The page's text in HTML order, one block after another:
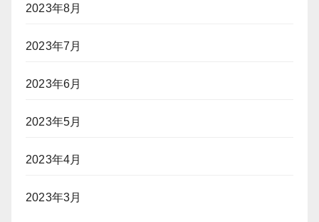
2023年8月
2023年7月
2023年6月
2023年5月
2023年4月
2023年3月